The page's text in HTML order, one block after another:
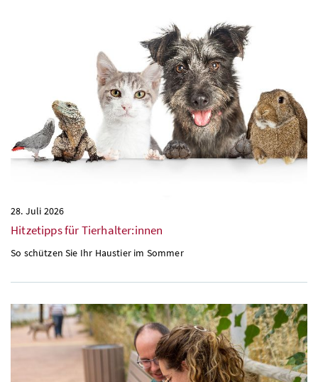
28. Juli 2026
Hitzetipps für Tierhalter:innen
So schützen Sie Ihr Haustier im Sommer